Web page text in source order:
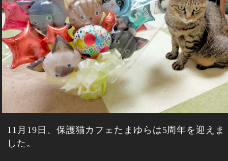
11月19日、保護猫カフェたまゆらは5周年を迎えま
した。